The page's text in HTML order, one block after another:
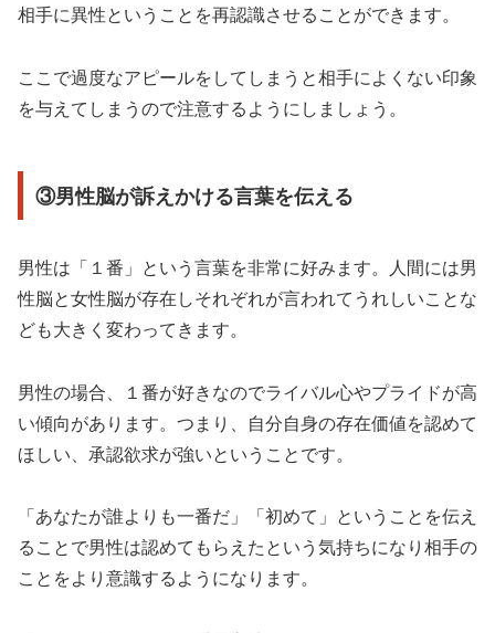
相手に異性ということを再認識させることができます。
ここで過度なアピールをしてしまうと相手によくない印象
を与えてしまうので注意するようにしましょう。
③男性脳が訴えかける言葉を伝える
男性は「１番」という言葉を非常に好みます。人間には男
性脳と女性脳が存在しそれぞれが言われてうれしいことな
ども大きく変わってきます。
男性の場合、１番が好きなのでライバル心やプライドが高
い傾向があります。つまり、自分自身の存在価値を認めて
ほしい、承認欲求が強いということです。
「あなたが誰よりも一番だ」「初めて」ということを伝え
ることで男性は認めてもらえたという気持ちになり相手の
ことをより意識するようになります。